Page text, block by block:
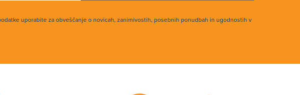
uporabite za obveščanje o novicah, zanimivostih, posebnih ponudbah in ugodnostih v